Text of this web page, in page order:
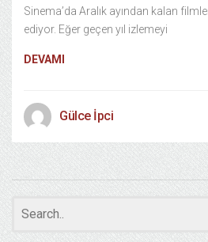
Sinema’da Aralık ayından kalan
ediyor. Eğer geçen yıl izlemeyi
DEVAMI
Gülce İpci